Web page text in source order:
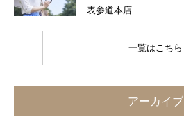
表参道本店
一覧はこちら
アーカイブ